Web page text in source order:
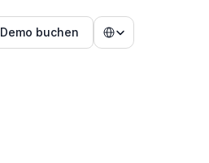
Demo buchen
Select Language